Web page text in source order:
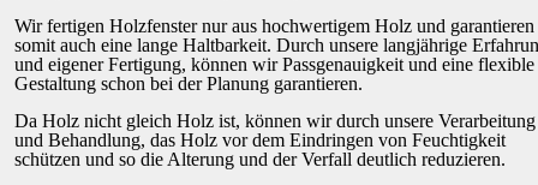
Wir fertigen Holzfenster nur aus hochwertigem Holz und garantieren
somit auch eine lange Haltbarkeit. Durch unsere langjährige
und eigener Fertigung, können wir Passgenauigkeit und eine flexible
Gestaltung schon bei der Planung garantieren.
Da Holz nicht gleich Holz ist, können wir durch unsere Verarbeitung
und Behandlung, das Holz vor dem Eindringen von Feuchtigkeit
schützen und so die Alterung und der Verfall deutlich reduzieren.